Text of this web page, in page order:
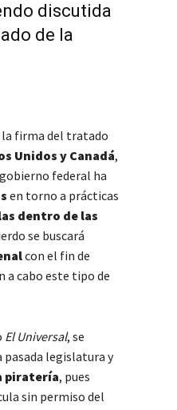
discutida
de la
la firma del tratado
Unidos y Canadá,
federal ha
en torno a prácticas
dentro de las
se buscará
con el fin de
a cabo este tipo de
El Universal, se
pasada legislatura y
piratería, pues
sin permiso del